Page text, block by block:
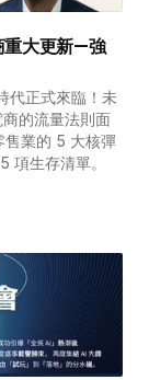
重大更新—強
代正式來臨！未
的流量法則面
售業的 5 大核彈
項生存清單。